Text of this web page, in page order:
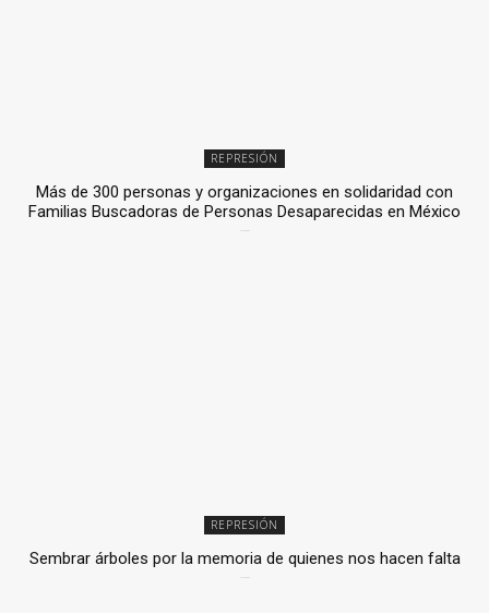
REPRESIÓN
Más de 300 personas y organizaciones en solidaridad con
Familias Buscadoras de Personas Desaparecidas en México
REPRESIÓN
Sembrar árboles por la memoria de quienes nos hacen falta